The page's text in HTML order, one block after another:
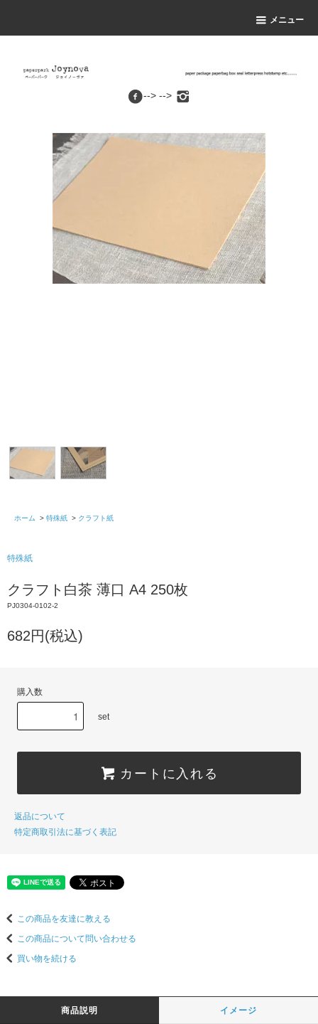
メニュー
--> -->
ホーム > 特殊紙 > クラフト紙
特殊紙
クラフト白茶 薄口 A4 250枚
PJ0304-0102-2
682円(税込)
購入数
set
カートに入れる
返品について
特定商取引法に基づく表記
この商品を友達に教える
この商品について問い合わせる
買い物を続ける
商品説明 イメージ